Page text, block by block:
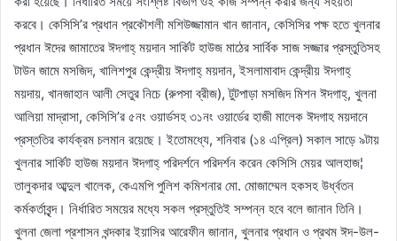
করবে। কেসিসি’র প্রধান প্রকৌশলী মশিউজ্জামান খান জানান, কেসিসির পক্ষ হতে খুলনার
প্রধান ঈদের জামাতের ঈদগাহ্ ময়দান সার্কিট হাউজ মাঠের সার্বিক সাজ সজ্জার প্রস্তুতিসহ
টাউন জামে মসজিদ, খালিশপুর কেন্দ্রীয় ঈদগাহ্ ময়দান, ইসলামাবাদ কেন্দ্রীয় ঈদগাহ্
ময়দায়, খানজাহান আলী সেতুর নিচে (রুপসা ব্রীজ), টুটপাড়া মসজিদ মিশন ঈদগাহ্, খুলনা
আলিয়া মাদ্রাসা, কেসিসি’র ৫নং ওয়ার্ডসহ ৩১নং ওয়ার্ডের হাজী মালেক ঈদগাহ ময়দানে
প্রস্ততির কার্যক্রম চলমান রয়েছে। ইতোমধ্যে, শনিবার (১৪ এপ্রিল) সকাল সাড়ে ৯টায়
খুলনার সার্কিট হাউজ ময়দান ঈদগাহ্ পরিদর্শনে পরিদর্শন করেন কেসিসি মেয়র আলহাজ¦
তালুকদার আব্দুল খালেক, কেএমপি পুলিশ কমিশনার মো. মোজাম্মেল হকসহ উর্ধ্বতন
কর্মকর্তাবৃন্দ। নির্ধারিত সময়ের মধ্যে সকল প্রস্তুতিই সম্পন্ন হবে বলে জানান তিনি।
খুলনা জেলা প্রশাসন খন্দকার ইয়াসির আরেফীন জানান, খুলনার প্রধান ও প্রথম ঈদ-উল-